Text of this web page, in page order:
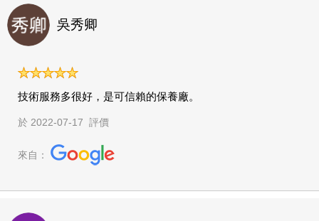
吳秀卿
技術服務多很好，是可信賴的保養廠。
於 2022-07-17 評價
來自：